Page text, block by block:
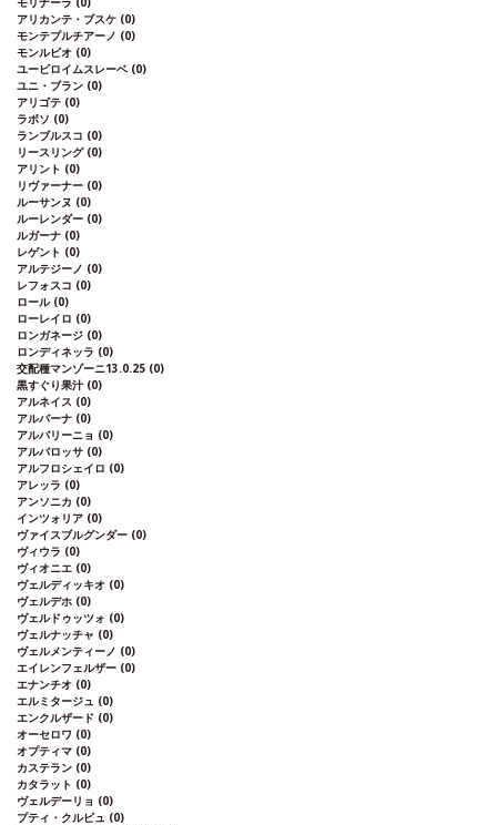
アリカンテ・ブスケ (0)
モンテプルチアーノ (0)
モンルビオ (0)
ユービロイムスレーベ (0)
ユニ・ブラン (0)
アリゴテ (0)
ラボソ (0)
ランブルスコ (0)
リースリング (0)
アリント (0)
リヴァーナー (0)
ルーサンヌ (0)
ルーレンダー (0)
ルガーナ (0)
レゲント (0)
アルテジーノ (0)
レフォスコ (0)
ロール (0)
ローレイロ (0)
ロンガネージ (0)
ロンディネッラ (0)
交配種マンゾーニ13.0.25 (0)
黒すぐり果汁 (0)
アルネイス (0)
アルバーナ (0)
アルバリーニョ (0)
アルバロッサ (0)
アルフロシェイロ (0)
アレッラ (0)
アンソニカ (0)
インツォリア (0)
ヴァイスブルグンダー (0)
ヴィウラ (0)
ヴィオニエ (0)
ヴェルディッキオ (0)
ヴェルデホ (0)
ヴェルドゥッツォ (0)
ヴェルナッチャ (0)
ヴェルメンティーノ (0)
エイレンフェルザー (0)
エナンチオ (0)
エルミタージュ (0)
エンクルザード (0)
オーセロワ (0)
オプティマ (0)
カステラン (0)
カタラット (0)
ヴェルデーリョ (0)
プティ・クルビュ (0)